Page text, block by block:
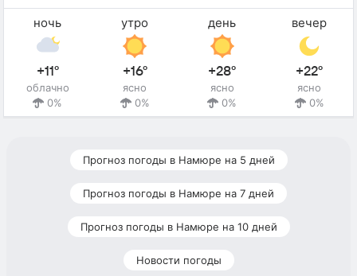
ночь
+11°
облачно
0%
утро
+16°
ясно
0%
день
+28°
ясно
0%
вечер
+22°
ясно
0%
Прогноз погоды в Намюре на 5 дней
Прогноз погоды в Намюре на 7 дней
Прогноз погоды в Намюре на 10 дней
Новости погоды